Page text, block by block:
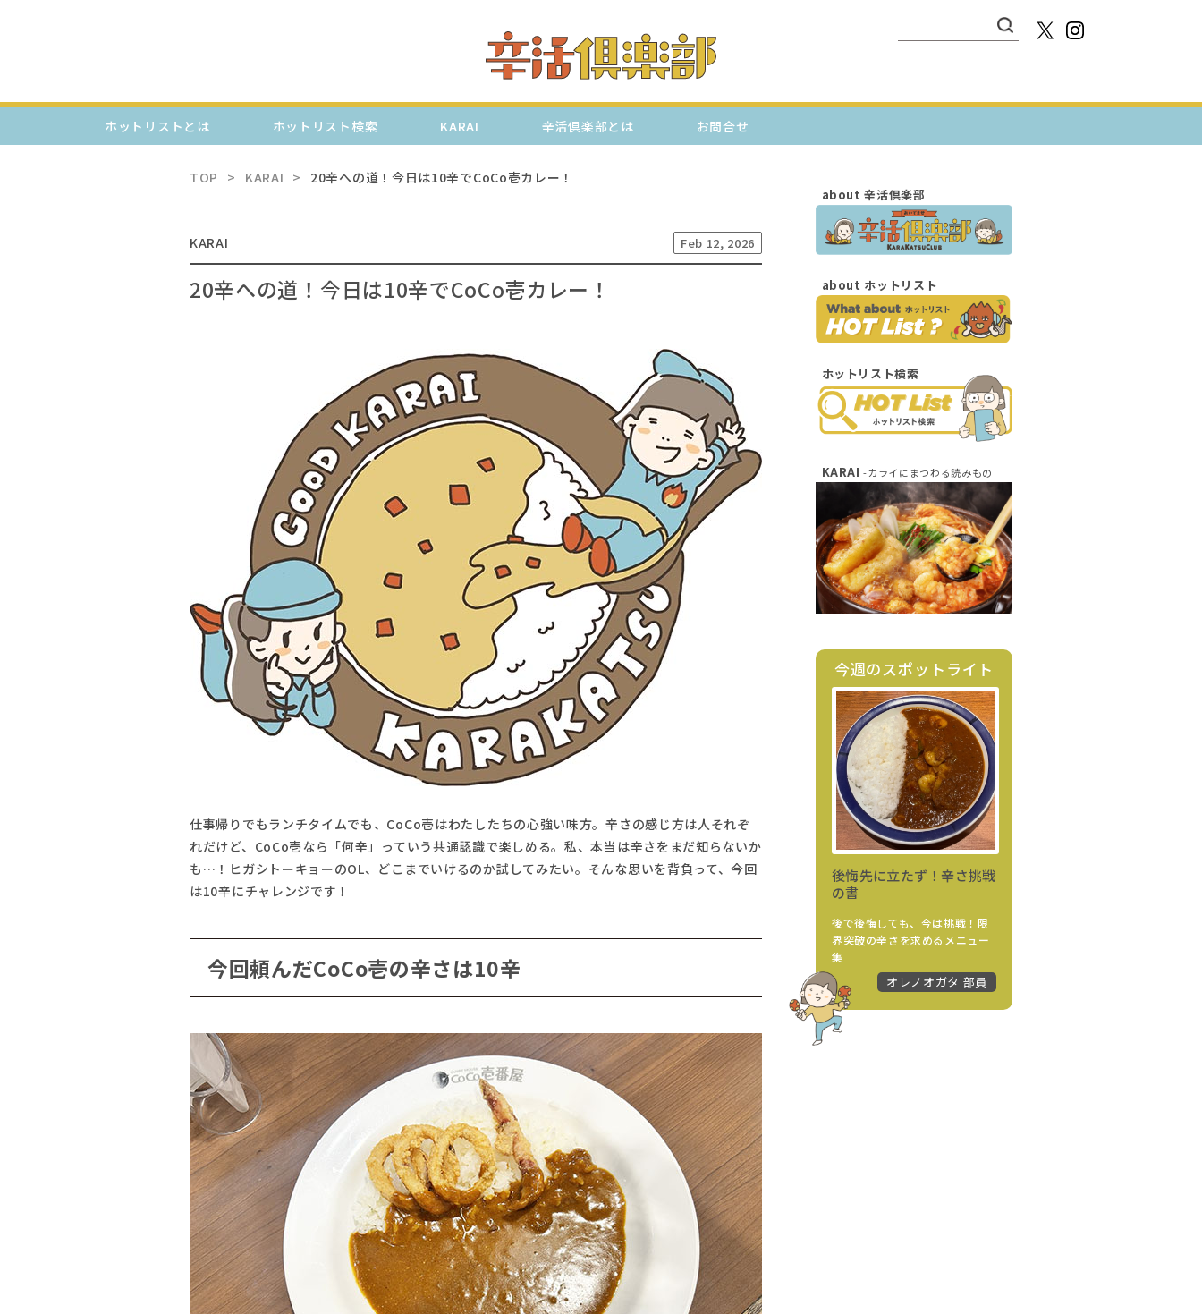
索:
ホットリストとは ホットリスト検索 KARAI 辛活倶楽部とは お問合せ
TOP KARAI 20辛への道！今日は10辛でCoCo壱カレー！
KARAI Feb 12, 2026
20辛への道！今日は10辛でCoCo壱カレー！
仕事帰りでもランチタイムでも、CoCo壱はわたしたちの心強い味方。辛さの感じ方は人それぞ
れだけど、CoCo壱なら「何辛」っていう共通認識で楽しめる。私、本当は辛さをまだ知らないか
も…！ヒガシトーキョーのOL、どこまでいけるのか試してみたい。そんな思いを背負って、今回
は10辛にチャレンジです！
今回頼んだCoCo壱の辛さは10辛
about 辛活倶楽部
about ホットリスト
ホットリスト検索
KARAI -カライにまつわる読みもの
今週のスポットライト
後悔先に立たず！辛さ挑戦
の書
後で後悔しても、今は挑戦！限
界突破の辛さを求めるメニュー
集
オレノオガタ 部員